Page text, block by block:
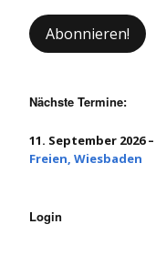
Nächste Termine:
11. September 2026 –
Freien, Wiesbaden
Login